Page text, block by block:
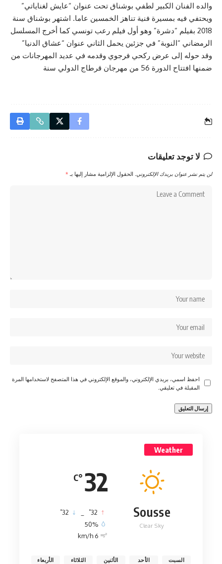
والده الفنان الكبير لطفي بوشناق تحت عنوان “عايش لغناياتي”
ويحتفي فيه بمسيرة فنية تناهز الخمسين عاما. اشتهر بوشناق سنة
2018 بفيلم “دشرة” وهو أول فيلم رعب تونسي كما أخرج المسلسل
الرمضاني “النوبة” في جزئين يحمل الثاني عنوان “عشاق الدنيا”
وقد حوله إلى عرض ركحي فرجوي وقدمه في عديد المهرجانات من
ضمنها افتتاح الدورة 56 من مهرجان قرطاج الدولي سنة
لا توجد تعليقات
لن يتم نشر عنوان بريدك الإلكتروني. الحقول الإلزامية مشار إليها بـ *
احفظ اسمي، بريدي الإلكتروني، والموقع الإلكتروني في هذا المتصفح لاستخدامها المرة
المقبلة في تعليقي.
Weather
32
°C
Sousse
Clear Sky
32
°
32
°
50%
6 km/h
السبت الأحد الأثنين الثلاثاء الأربعاء